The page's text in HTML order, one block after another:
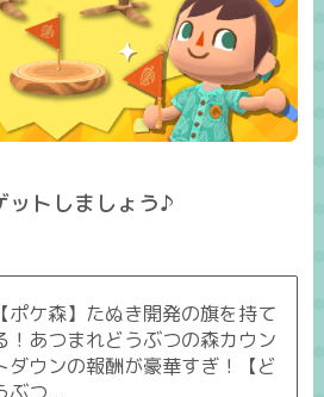
ットしましょう♪
【ポケ森】たぬき開発の旗を持て
！あつまれどうぶつの森カウン
ダウンの報酬が豪華すぎ！【ど